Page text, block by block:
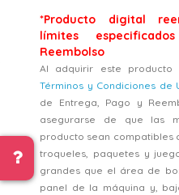
*Producto digital
límites
Reembolso
Al adquirir este producto
Términos y Condiciones de
de Entrega, Pago y
asegurarse de que las
producto sean compatibles
troqueles, paquetes y
grandes que el área de
panel de la máquina y,